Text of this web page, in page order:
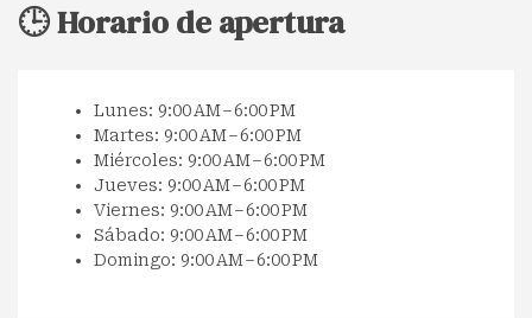
🕒 Horario de apertura
Lunes: 9:00 AM – 6:00 PM
Martes: 9:00 AM – 6:00 PM
Miércoles: 9:00 AM – 6:00 PM
Jueves: 9:00 AM – 6:00 PM
Viernes: 9:00 AM – 6:00 PM
Sábado: 9:00 AM – 6:00 PM
Domingo: 9:00 AM – 6:00 PM